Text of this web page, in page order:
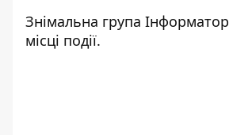
Знімальна група
місці події.